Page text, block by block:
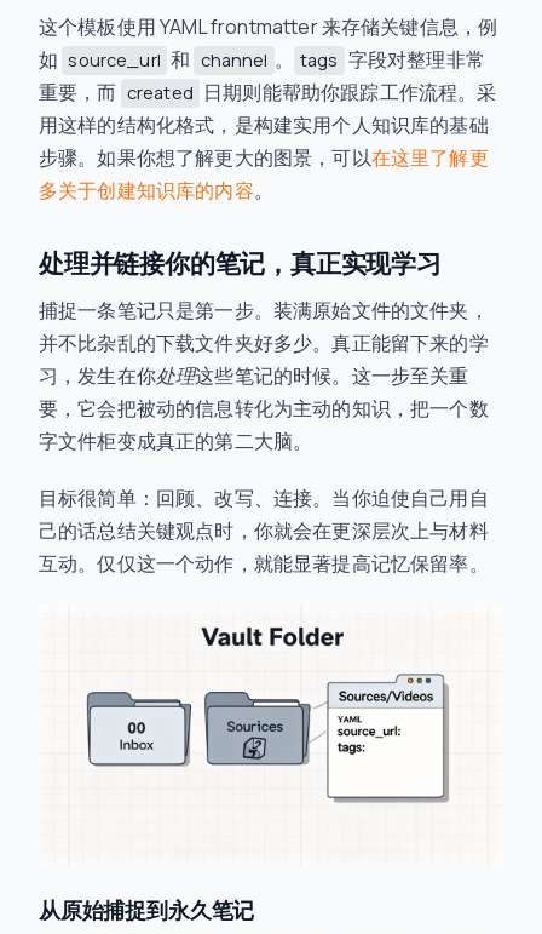
这个模板使用 YAML frontmatter 来存储关键信息，例
如 source_url 和 channel 。 tags 字段对整理非常
重要，而 created 日期则能帮助你跟踪工作流程。采
用这样的结构化格式，是构建实用个人知识库的基础
步骤。如果你想了解更大的图景，可以在这里了解更
多关于创建知识库的内容。
处理并链接你的笔记，真正实现学习
捕捉一条笔记只是第一步。装满原始文件的文件夹，
并不比杂乱的下载文件夹好多少。真正能留下来的学
习，发生在你处理这些笔记的时候。这一步至关重
要，它会把被动的信息转化为主动的知识，把一个数
字文件柜变成真正的第二大脑。
目标很简单：回顾、改写、连接。当你迫使自己用自
己的话总结关键观点时，你就会在更深层次上与材料
互动。仅仅这一个动作，就能显著提高记忆保留率。
从原始捕捉到永久笔记